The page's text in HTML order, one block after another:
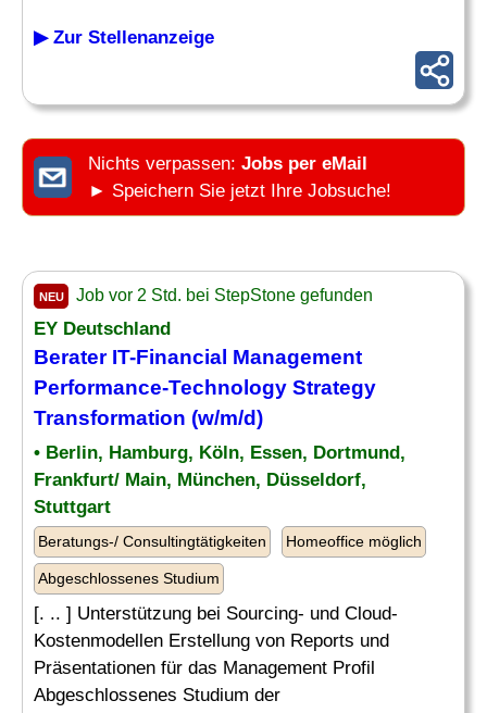
▶ Zur Stellenanzeige
Nichts verpassen: Jobs per eMail
► Speichern Sie jetzt Ihre Jobsuche!
NEU Job vor 2 Std. bei StepStone gefunden
EY Deutschland
Berater IT-Financial Management
Performance-Technology Strategy
Transformation (w/m/d)
• Berlin, Hamburg, Köln, Essen, Dortmund,
Frankfurt/ Main, München, Düsseldorf,
Stuttgart
Beratungs-/ Consultingtätigkeiten Homeoffice möglich
Abgeschlossenes Studium
[. .. ] Unterstützung bei Sourcing- und Cloud-
Kostenmodellen Erstellung von Reports und
Präsentationen für das Management Profil
Abgeschlossenes Studium der